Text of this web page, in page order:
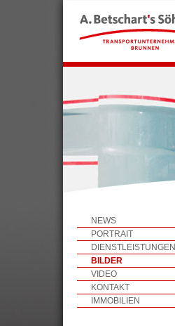
NEWS
PORTRAIT
DIENSTLEISTUNGEN
BILDER
VIDEO
KONTAKT
IMMOBILIEN